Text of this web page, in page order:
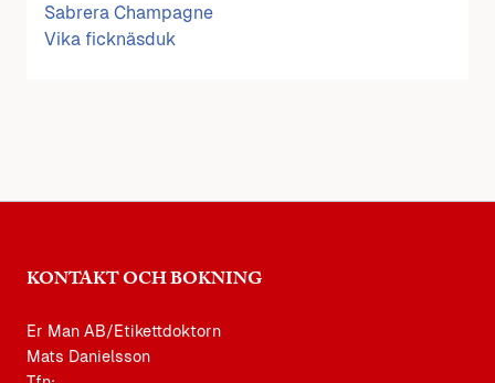
Sabrera Champagne
Vika ficknäsduk
KONTAKT OCH BOKNING
Er Man AB/Etikettdoktorn
Mats Danielsson